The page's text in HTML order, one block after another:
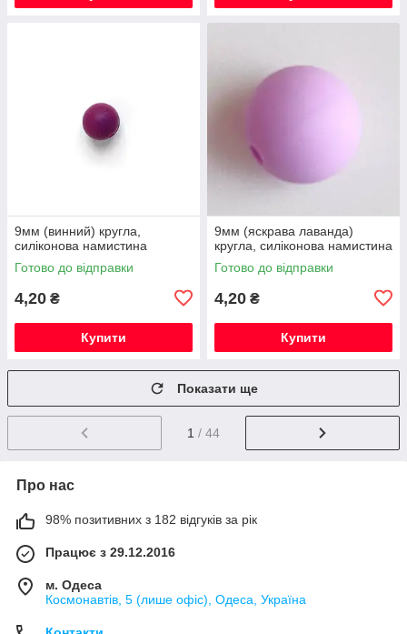
9мм (винний) кругла,
силіконова намистина
Готово до відправки
4,20 ₴
Купити
9мм (яскрава лаванда)
кругла, силіконова намистина
Готово до відправки
4,20 ₴
Купити
Показати ще
1 / 44
Про нас
98% позитивних з 182 відгуків за рік
Працює з 29.12.2016
м. Одеса
Космонавтів, 5 (лише офіс), Одеса, Україна